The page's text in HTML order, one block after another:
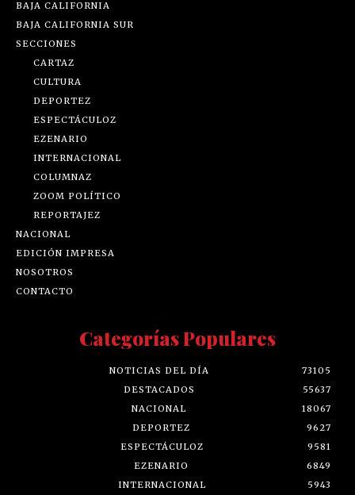
BAJA CALIFORNIA
BAJA CALIFORNIA SUR
SECCIONES
CARTAZ
CULTURA
DEPORTEZ
ESPECTÁCULOZ
EZENARIO
INTERNACIONAL
COLUMNAZ
ZOOM POLÍTICO
REPORTAJEZ
NACIONAL
EDICIÓN IMPRESA
NOSOTROS
CONTACTO
Categorías Populares
NOTICIAS DEL DÍA
73105
DESTACADOS
55637
NACIONAL
18067
DEPORTEZ
9627
ESPECTÁCULOZ
9581
EZENARIO
6849
INTERNACIONAL
5943